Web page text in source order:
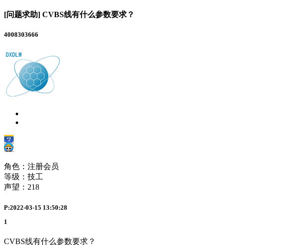
[问题求助] CVBS线有什么参数要求？
4008303666
角色：注册会员
等级：技工
声望： 218
P:2022-03-15 13:50:28
1
CVBS线有什么参数要求？